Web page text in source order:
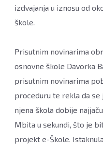
izdvajanja u iznosu od
škole.
Prisutnim novinarima
osnovne škole Davorka
prisutnim novinarima
proceduru te rekla da
njena škola dobije
Mbita u sekundi, što je
projekt e-Škole.